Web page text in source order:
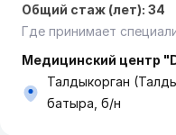
Общий стаж (лет): 34
Где принимает
Медицинский центр
Талдыкорган
батыра, б/н